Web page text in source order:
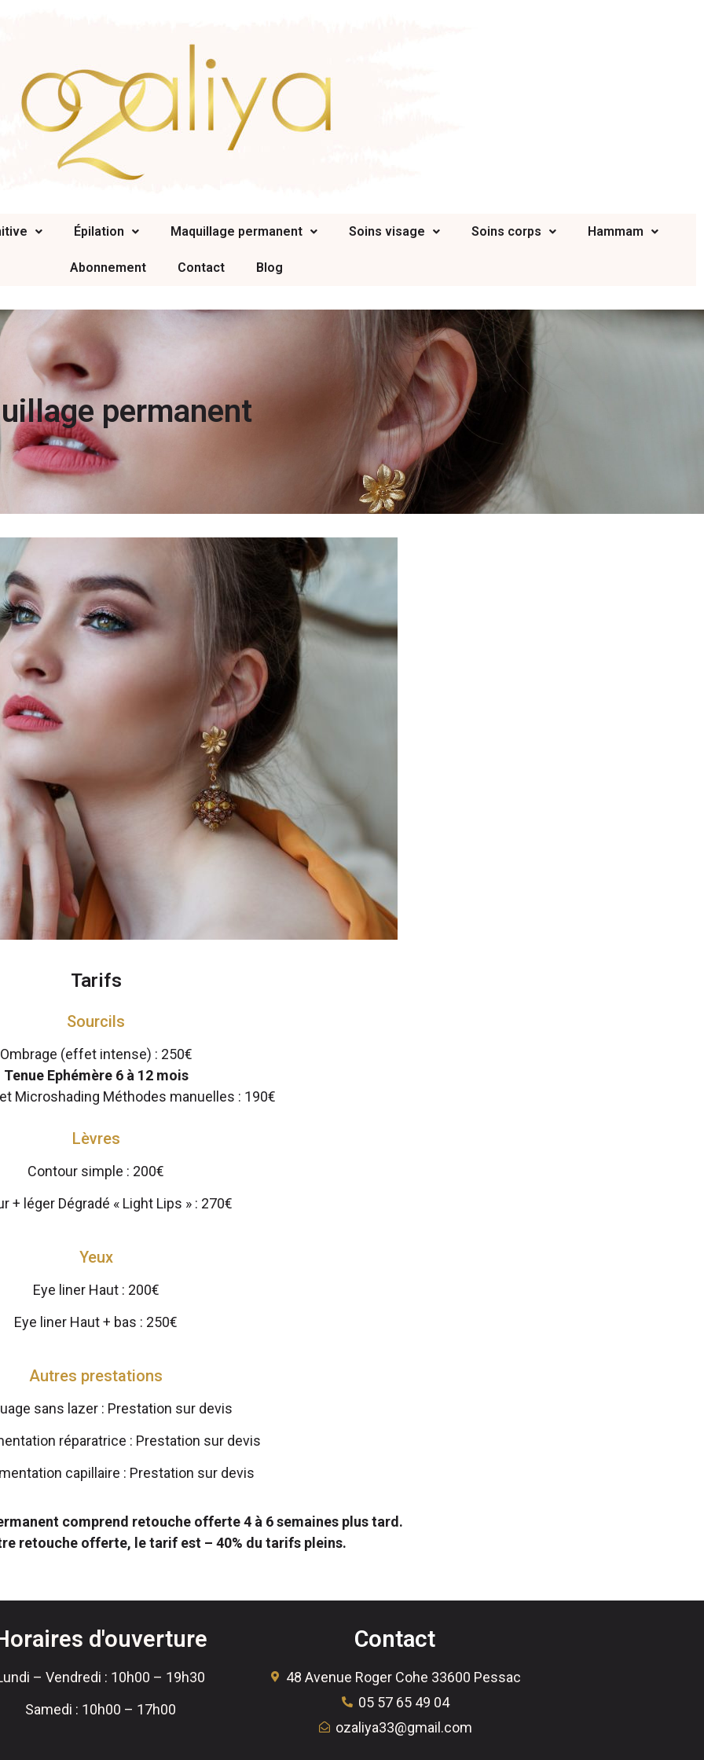
Épilation Maquillage permanent Soins visage Soins corps Hammam
Abonnement Contact Blog
permanent
Tarifs
Sourcils
Ombrage (effet intense) : 250€
Tenue Ephémère 6 à 12 mois
Microshading Méthodes manuelles : 190€
Lèvres
Contour simple : 200€
+ léger Dégradé « Light Lips » : 270€
Yeux
Eye liner Haut : 200€
Eye liner Haut + bas : 250€
Autres prestations
sans lazer : Prestation sur devis
réparatrice : Prestation sur devis
capillaire : Prestation sur devis
comprend retouche offerte 4 à 6 semaines plus tard.
retouche offerte, le tarif est – 40% du tarifs pleins.
d'ouverture
– Vendredi : 10h00 – 19h30
Samedi : 10h00 – 17h00
Contact
48 Avenue Roger Cohe 33600 Pessac
05 57 65 49 04
ozaliya33@gmail.com